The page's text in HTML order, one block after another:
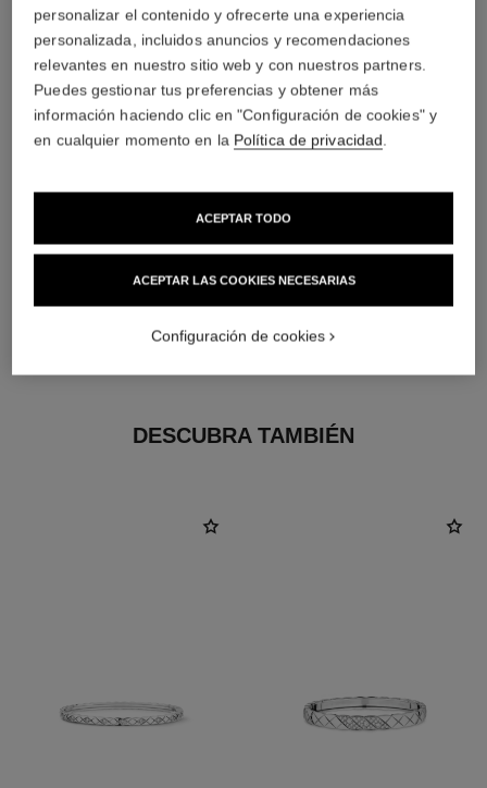
36 diamantes talla brillante con un total de 1,19 quilates
Las características de cada pieza pueden variar**
Oro blanco de 18 quilates
DESCUBRA TAMBIÉN
personalizar el contenido y ofrecerte una experiencia
personalizada, incluidos anuncios y recomendaciones
relevantes en nuestro sitio web y con nuestros partners.
Puedes gestionar tus preferencias y obtener más
información haciendo clic en "Configuración de cookies" y
en cualquier momento en la Política de privacidad.
ACEPTAR LAS COOKIES NECESARIAS
ACEPTAR TODO
Configuración de cookies